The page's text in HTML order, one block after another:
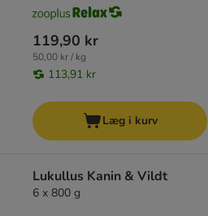
119,90 kr
50,00 kr / kg
113,91 kr
Læg i kurv
Lukullus Kanin & Vildt
6 x 800 g